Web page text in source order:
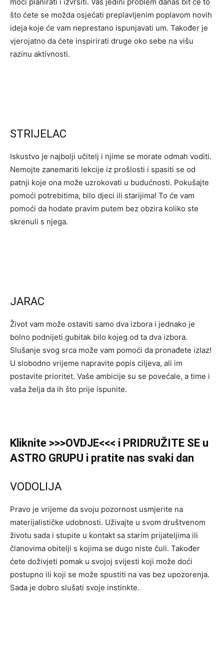
što ćete se možda osjećati preplavljenim poplavom novih
ideja koje će vam neprestano ispunjavati um. Također je
vjerojatno da ćete inspirirati druge oko sebe na višu
razinu aktivnosti.
STRIJELAC
Iskustvo je najbolji učitelj i njime se morate odmah voditi.
Nemojte zanemariti lekcije iz prošlosti i spasiti se od
patnji koje ona može uzrokovati u budućnosti. Pokušajte
pomoći potrebitima, bilo djeci ili starijima! To će vam
pomoći da hodate pravim putem bez obzira koliko ste
skrenuli s njega.
JARAC
Život vam može ostaviti samo dva izbora i jednako je
bolno podnijeti gubitak bilo kojeg od ta dva izbora.
Slušanje svog srca može vam pomoći da pronađete izlaz!
U slobodno vrijeme napravite popis ciljeva, ali im
postavite prioritet. Vaše ambicije su se povećale, a time i
vaša želja da ih što prije ispunite.
Kliknite >>>OVDJE<<< i PRIDRUŽITE SE u
ASTRO GRUPU i pratite nas svaki dan
VODOLIJA
Pravo je vrijeme da svoju pozornost usmjerite na
materijalističke udobnosti. Uživajte u svom društvenom
životu sada i stupite u kontakt sa starim prijateljima ili
članovima obitelji s kojima se dugo niste čuli. Također
ćete doživjeti pomak u svojoj svijesti koji može doći
postupno ili koji se može spustiti na vas bez upozorenja.
Sada je dobro slušati svoje instinkte.